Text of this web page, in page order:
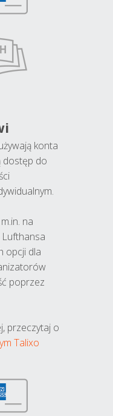
konta
dostęp do
na
Lufthansa
opcji dla
poprzez
przeczytaj o
Talixo